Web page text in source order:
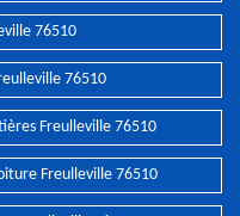
76510
76510
Freulleville 76510
Freulleville 76510